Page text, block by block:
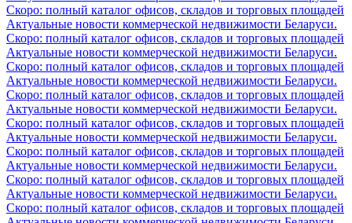
Скоро: полный каталог офисов, складов и торговых площадей
Актуальные новости коммерческой недвижимости Беларуси.
Скоро: полный каталог офисов, складов и торговых площадей
Актуальные новости коммерческой недвижимости Беларуси.
Скоро: полный каталог офисов, складов и торговых площадей
Актуальные новости коммерческой недвижимости Беларуси.
Скоро: полный каталог офисов, складов и торговых площадей
Актуальные новости коммерческой недвижимости Беларуси.
Скоро: полный каталог офисов, складов и торговых площадей
Актуальные новости коммерческой недвижимости Беларуси.
Скоро: полный каталог офисов, складов и торговых площадей
Актуальные новости коммерческой недвижимости Беларуси.
Скоро: полный каталог офисов, складов и торговых площадей
Актуальные новости коммерческой недвижимости Беларуси.
Скоро: полный каталог офисов, складов и торговых площадей